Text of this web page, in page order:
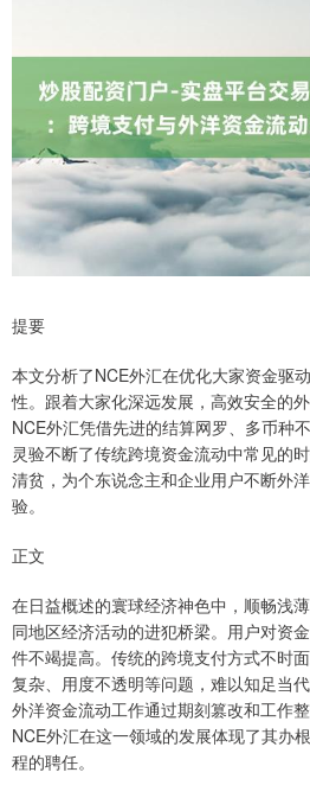
提要
本文分析了NCE外汇在优化大家资金驱
性。跟着大家化深远发展，高效安全的
NCE外汇凭借先进的结算网罗、多币种
灵验不断了传统跨境资金流动中常见的
清贫，为个东说念主和企业用户不断外
验。
正文
在日益概述的寰球经济神色中，顺畅浅
同地区经济活动的进犯桥梁。用户对资
件不竭提高。传统的跨境支付方式不时
复杂、用度不透明等问题，难以知足当
外洋资金流动工作通过期刻篡改和工作
NCE外汇在这一领域的发展体现了其办
程的聘任。